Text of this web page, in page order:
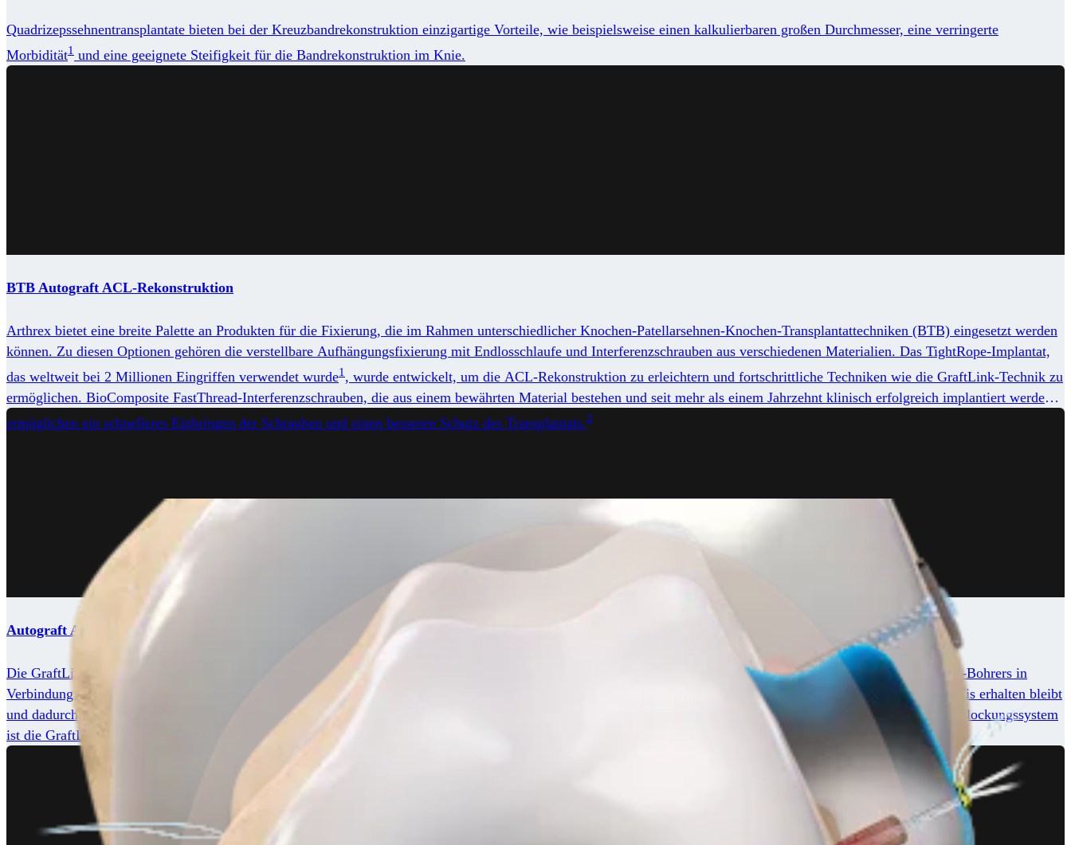
Quadrizepssehnentransplantate bieten bei der Kreuzbandrekonstruktion einzigartige Vorteile, wie beispielsweise einen kalkulierbaren großen Durchmesser, eine verringerte
Morbidität1 und eine geeignete Steifigkeit für die Bandrekonstruktion im Knie.
BTB Autograft ACL-Rekonstruktion
Arthrex bietet eine breite Palette an Produkten für die Fixierung, die im Rahmen unterschiedlicher Knochen-Patellarsehnen-Knochen-Transplantattechniken (BTB) eingesetzt werden
können. Zu diesen Optionen gehören die verstellbare Aufhängungsfixierung mit Endlosschlaufe und Interferenzschrauben aus verschiedenen Materialien. Das TightRope-Implantat,
das weltweit bei 2 Millionen Eingriffen verwendet wurde1, wurde entwickelt, um die ACL-Rekonstruktion zu erleichtern und fortschrittliche Techniken wie die GraftLink-Technik zu
ermöglichen. BioComposite FastThread-Interferenzschrauben, die aus einem bewährten Material bestehen und seit mehr als einem Jahrzehnt klinisch erfolgreich implantiert werden,
ermöglichen ein schnelleres Einbringen der Schrauben und einen besseren Schutz des Transplantats.2
Autograft ACL-Rekonstruktion mit Hamstring
Die GraftLink-Technik ist das Nonplusultra bei der anatomischen, minimal-invasiven und reproduzierbaren ACL-Rekonstruktion. Die Anwendung des FlipCutter III-Bohrers in
Verbindung mit anatomischen Bohrlehren ermöglicht eine unabhängige Erstellung von tibialen und femoralen Sacklöchern in „Retrobohrtechnik“, wobei die Kortikalis erhalten bleibt
und dadurch eine maximal stabile Fixierung gewährleistet wird. Dank der femoralen und tibialen TightRope-Fixierungsimplantate mit dem proprietären 5-Punkt-Verblockungssystem
ist die GraftLink-Technik im Hinblick auf die Reproduzierbarkeit das Nonplusultra bei der ACL-Rekonstruktion.